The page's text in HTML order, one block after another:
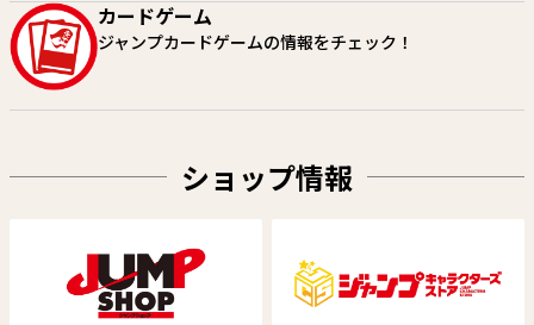
魔男のイチ
カードゲーム
ジャンプカードゲームの情報をチェック！
ショップ情報